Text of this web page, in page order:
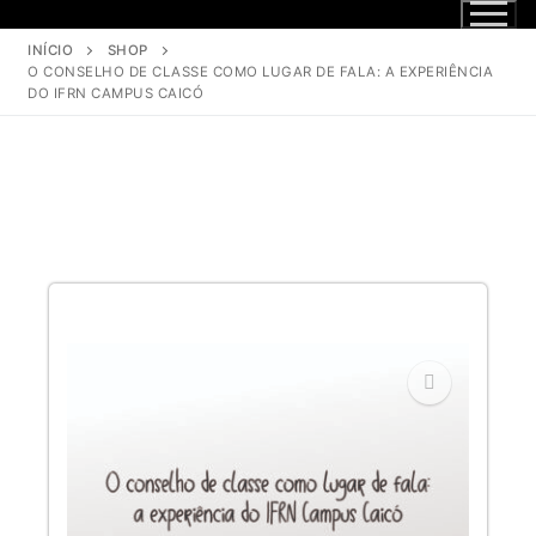
INÍCIO
SHOP
O CONSELHO DE CLASSE COMO LUGAR DE FALA: A EXPERIÊNCIA
DO IFRN CAMPUS CAICÓ